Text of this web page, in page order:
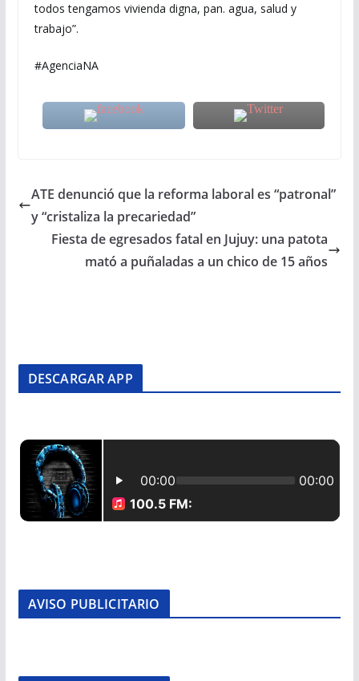
todos tengamos vivienda digna, pan. agua, salud y
trabajo”.
#AgenciaNA
ATE denunció que la reforma laboral es “patronal”
y “cristaliza la precariedad”
Fiesta de egresados fatal en Jujuy: una patota
mató a puñaladas a un chico de 15 años
DESCARGAR APP
AVISO PUBLICITARIO